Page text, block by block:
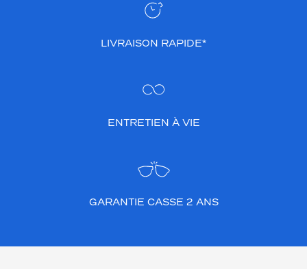
LIVRAISON RAPIDE*
ENTRETIEN À VIE
GARANTIE CASSE 2 ANS